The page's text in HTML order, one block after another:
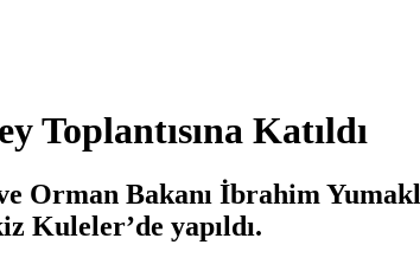
Toplantısına Katıldı
Orman Bakanı İbrahim
Kuleler’de yapıldı.